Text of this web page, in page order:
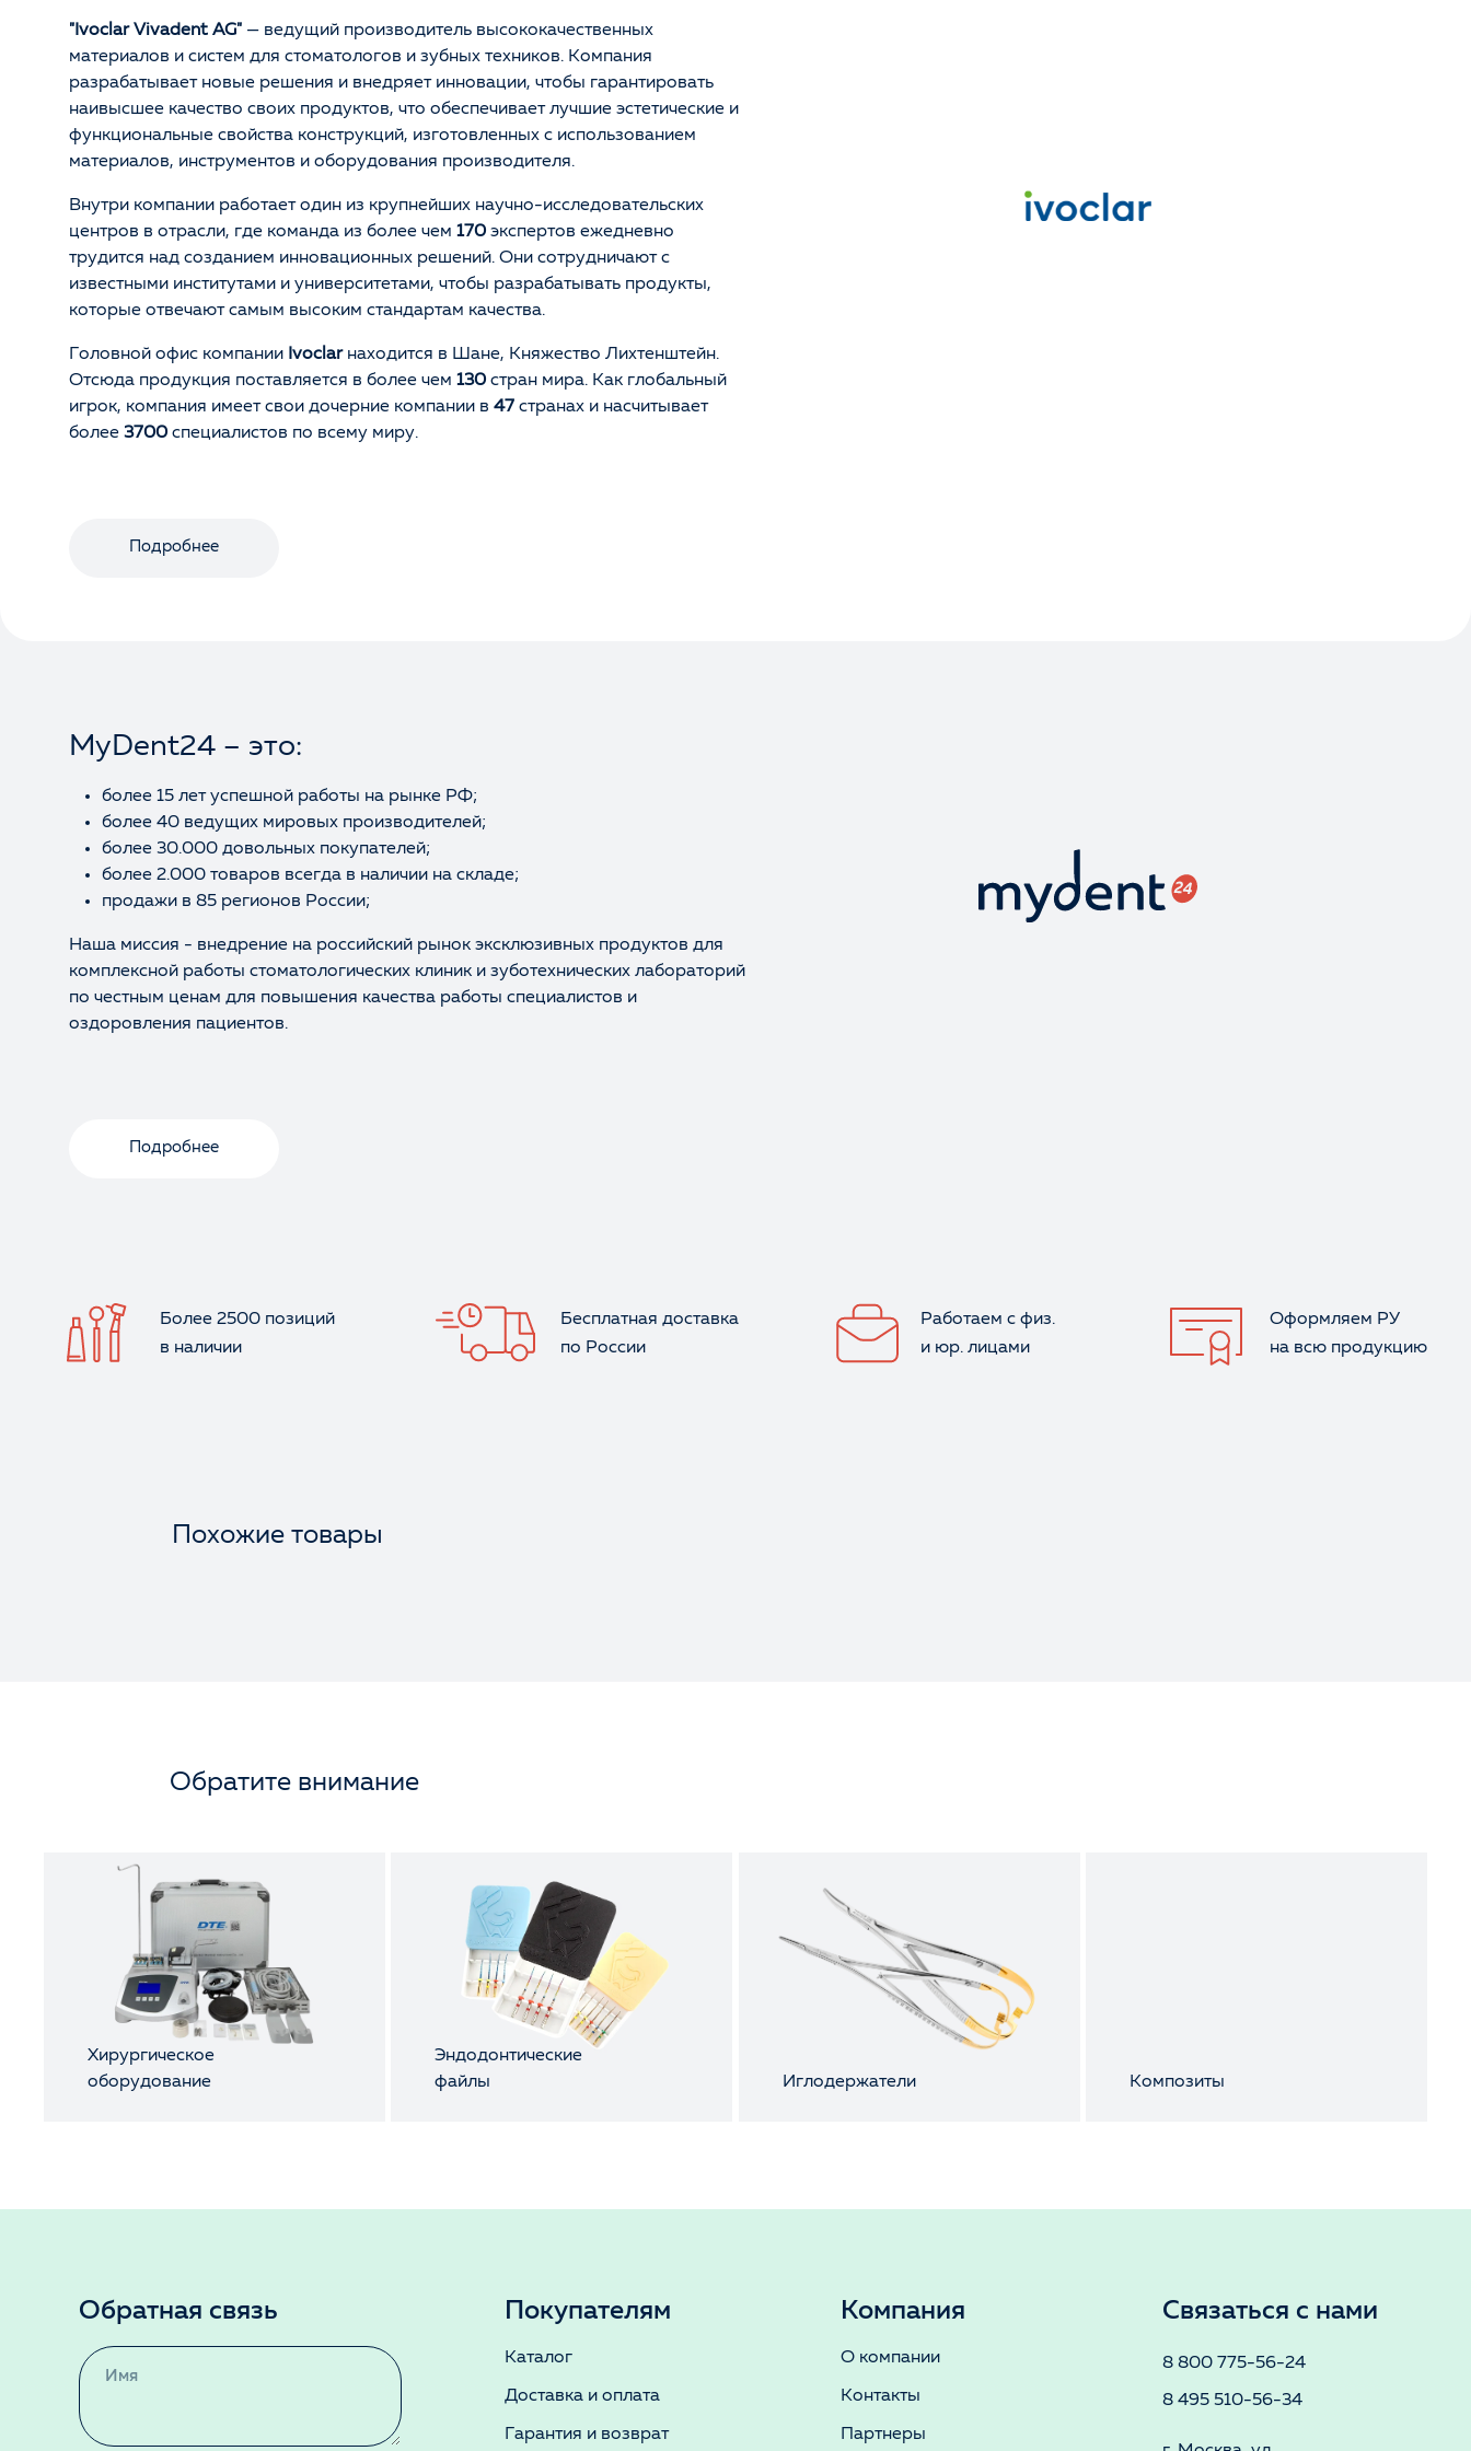
конфиденциальности
персональных данных
"Ivoclar Vivadent AG" — ведущий производитель высококачественных
материалов и систем для стоматологов и зубных техников. Компания
разрабатывает новые решения и внедряет инновации, чтобы гарантировать
наивысшее качество своих продуктов, что обеспечивает лучшие эстетические и
функциональные свойства конструкций, изготовленных с использованием
материалов, инструментов и оборудования производителя.
Внутри компании работает один из крупнейших научно-исследовательских
центров в отрасли, где команда из более чем 170 экспертов ежедневно
трудится над созданием инновационных решений. Они сотрудничают с
известными институтами и университетами, чтобы разрабатывать продукты,
которые отвечают самым высоким стандартам качества.
Головной офис компании Ivoclarнаходится в Шане, Княжество Лихтенштейн.
Отсюда продукция поставляется в более чем 130 стран мира. Как глобальный
игрок, компания имеет свои дочерние компании в 47 странах и насчитывает
более 3700 специалистов по всему миру.
Подробнее
MyDent24 – это:
более 15 лет успешной работы на рынке РФ;
более 40 ведущих мировых производителей;
более 30.000 довольных покупателей;
более 2.000 товаров всегда в наличии на складе;
продажи в 85 регионов России;
Наша миссия - внедрение на российский рынок эксклюзивных продуктов для
комплексной работы стоматологических клиник и зуботехнических лабораторий
по честным ценам для повышения качества работы специалистов и
оздоровления пациентов.
Подробнее
Более 2500 позиций
в наличии
Бесплатная доставка
по России
Работаем с физ.
и юр. лицами
Оформляем РУ
на всю продукцию
Похожие товары
Обратите внимание
Хирургическое
оборудование
Эндодонтические
файлы
Иглодержатели Композиты
Обратная связь Покупателям
Каталог
Доставка и оплата
Гарантия и возврат
Компания
О компании
Контакты
Партнеры
Связаться с нами
8 800 775-56-24
8 495 510-56-34